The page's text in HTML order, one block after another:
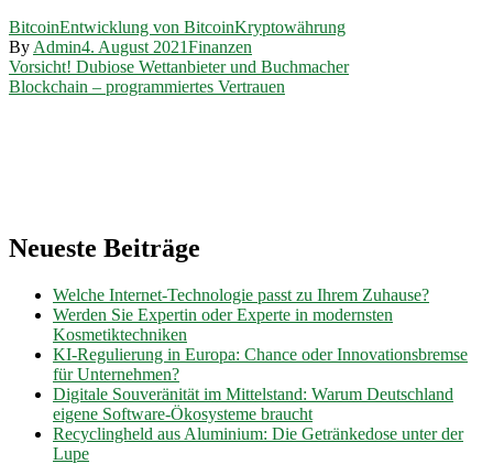
BitcoinEntwicklung von BitcoinKryptowährung
By Admin4. August 2021Finanzen
Beitragsnavigation
Vorsicht! Dubiose Wettanbieter und Buchmacher
Blockchain – programmiertes Vertrauen
Neueste Beiträge
Welche Internet-Technologie passt zu Ihrem Zuhause?
Werden Sie Expertin oder Experte in modernsten
Kosmetiktechniken
KI-Regulierung in Europa: Chance oder Innovationsbremse
für Unternehmen?
Digitale Souveränität im Mittelstand: Warum Deutschland
eigene Software-Ökosysteme braucht
Recyclingheld aus Aluminium: Die Getränkedose unter der
Lupe